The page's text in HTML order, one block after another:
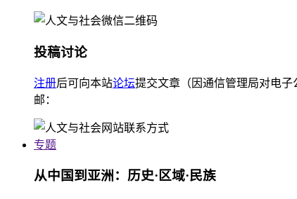
投稿讨论
注册后可向本站论坛提交文章（因通信管理局对电
邮：
专题
从中国到亚洲：历史·区域·民族